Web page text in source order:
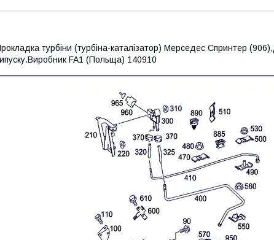
турбіни (турбіна-каталізатор) Мерседес Спринтер
FA1 (Польща) 140910